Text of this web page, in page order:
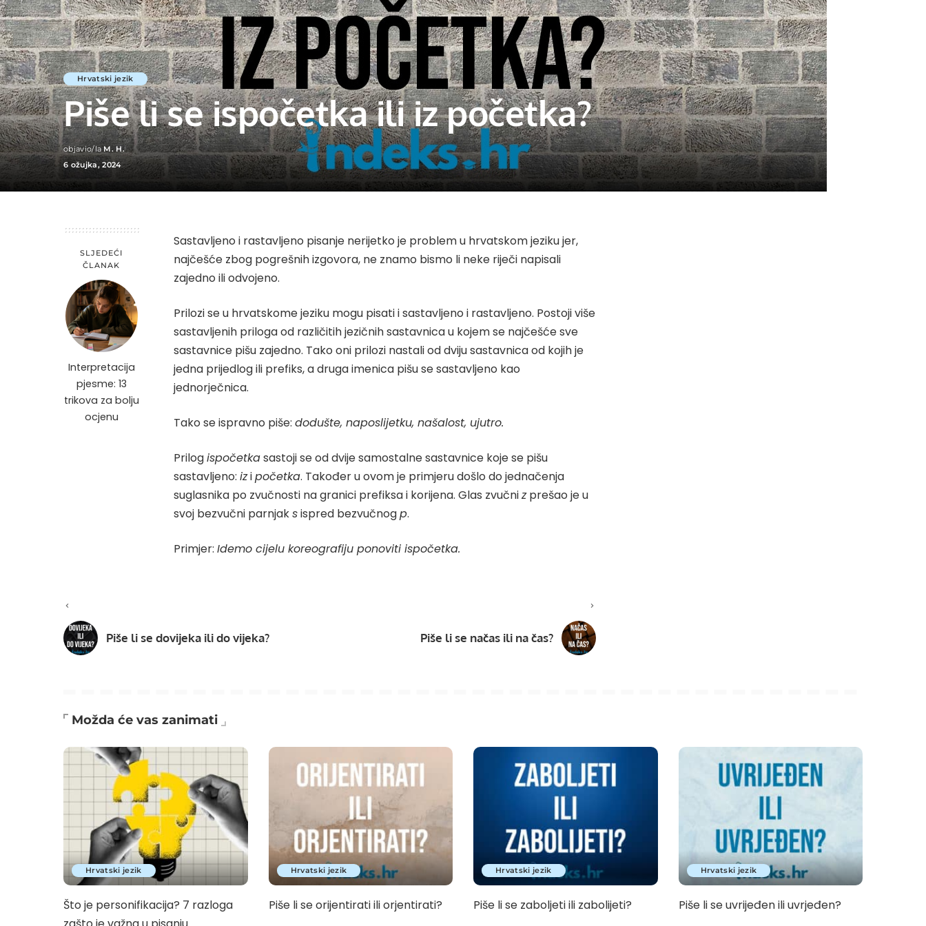
Hrvatski jezik
Piše li se ispočetka ili iz početka?
Posted
by
objavio/la M. H.
6 ožujka, 2024
SLJEDEĆI
ČLANAK
Interpretacija
pjesme: 13
trikova za bolju
ocjenu
Sastavljeno i rastavljeno pisanje nerijetko je problem u hrvatskom jeziku jer,
najčešće zbog pogrešnih izgovora, ne znamo bismo li neke riječi napisali
zajedno ili odvojeno.
Prilozi se u hrvatskome jeziku mogu pisati i sastavljeno i rastavljeno. Postoji više
sastavljenih priloga od različitih jezičnih sastavnica u kojem se najčešće sve
sastavnice pišu zajedno. Tako oni prilozi nastali od dviju sastavnica od kojih je
jedna prijedlog ili prefiks, a druga imenica pišu se sastavljeno kao
jednorječnica.
Tako se ispravno piše: dodušte, naposlijetku, našalost, ujutro.
Prilogispočetkasastoji se od dvije samostalne sastavnice koje se pišu
sastavljeno: izipočetka. Također u ovom je primjeru došlo do jednačenja
suglasnika po zvučnosti na granici prefiksa i korijena. Glas zvučnizprešao je u
svoj bezvučni parnjaksispred bezvučnogp.
Primjer: Idemo cijelu koreografiju ponoviti ispočetka.
Piše li se dovijeka ili do vijeka? Piše li se načas ili na čas?
Možda će vas zanimati
Hrvatski jezik
Što je personifikacija? 7 razloga
Hrvatski jezik
Piše li se orijentirati ili orjentirati?
Hrvatski jezik
Piše li se zaboljeti ili zabolijeti?
Hrvatski jezik
Piše li se uvrijeđen ili uvrjeđen?